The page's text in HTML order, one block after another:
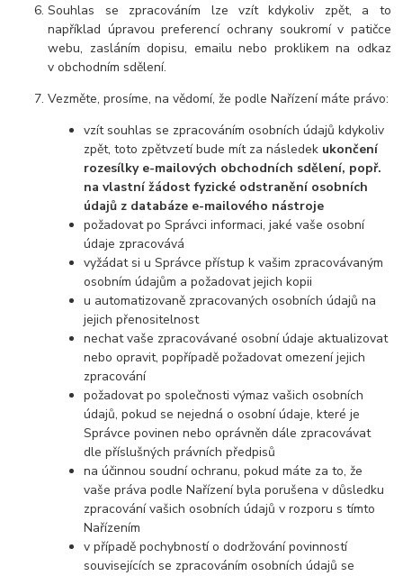
Souhlas se zpracováním lze vzít kdykoliv zpět, a to
například úpravou preferencí ochrany soukromí v patičce
webu, zasláním dopisu, emailu nebo proklikem na odkaz
v obchodním sdělení.
Vezměte, prosíme, na vědomí, že podle Nařízení máte právo:
vzít souhlas se zpracováním osobních údajů kdykoliv
zpět, toto zpětvzetí bude mít za následek ukončení
rozesílky e-mailových obchodních sdělení, popř.
na vlastní žádost fyzické odstranění osobních
údajů z databáze e-mailového nástroje
požadovat po Správci informaci, jaké vaše osobní
údaje zpracovává
vyžádat si u Správce přístup k vašim zpracovávaným
osobním údajům a požadovat jejich kopii
u automatizovaně zpracovaných osobních údajů na
jejich přenositelnost
nechat vaše zpracovávané osobní údaje aktualizovat
nebo opravit, popřípadě požadovat omezení jejich
zpracování
požadovat po společnosti výmaz vašich osobních
údajů, pokud se nejedná o osobní údaje, které je
Správce povinen nebo oprávněn dále zpracovávat
dle příslušných právních předpisů
na účinnou soudní ochranu, pokud máte za to, že
vaše práva podle Nařízení byla porušena v důsledku
zpracování vašich osobních údajů v rozporu s tímto
Nařízením
v případě pochybností o dodržování povinností
souvisejících se zpracováním osobních údajů se